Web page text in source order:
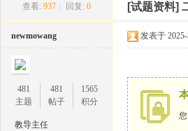
› › ›
查看: 937 回复: 0 [试题资料]
newmowang
481
主题
481
帖子
1565
积分
教导主任
发表于